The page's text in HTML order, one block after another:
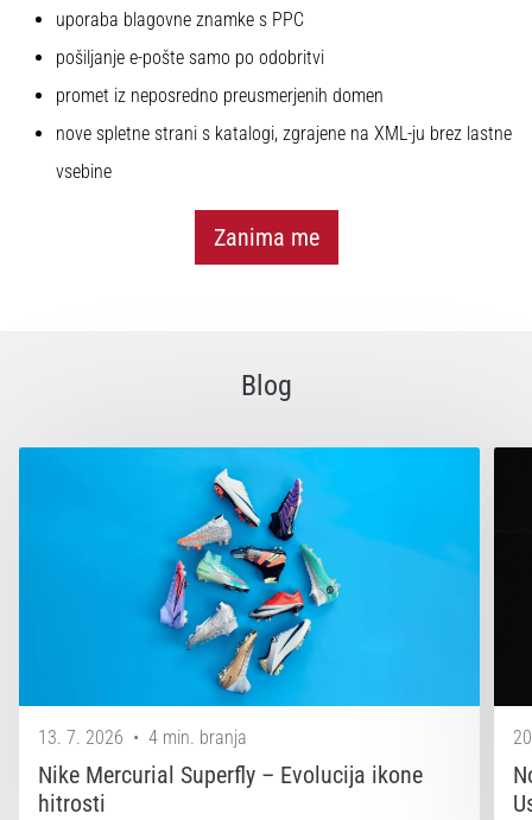
uporaba blagovne znamke s PPC
pošiljanje e-pošte samo po odobritvi
promet iz neposredno preusmerjenih domen
nove spletne strani s katalogi, zgrajene na XML-ju brez lastne
vsebine
Zanima me
Blog
13. 7. 2026 • 4 min. branja
Nike Mercurial Superfly – Evolucija ikone
hitrosti